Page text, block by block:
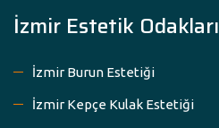
İzmir Estetik Odakları
İzmir Burun Estetiği
İzmir Kepçe Kulak Estetiği